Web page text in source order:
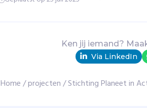
s
l
Ken jij iemand?
Via LinkedIn
Home /projecten /Stichting Planeet in